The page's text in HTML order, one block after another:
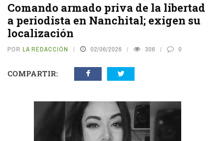
Comando armado priva de la libertad
a periodista en Nanchital; exigen su
localización
POR LA REDACCIÓN 02/06/2026 306 0
COMPARTIR: